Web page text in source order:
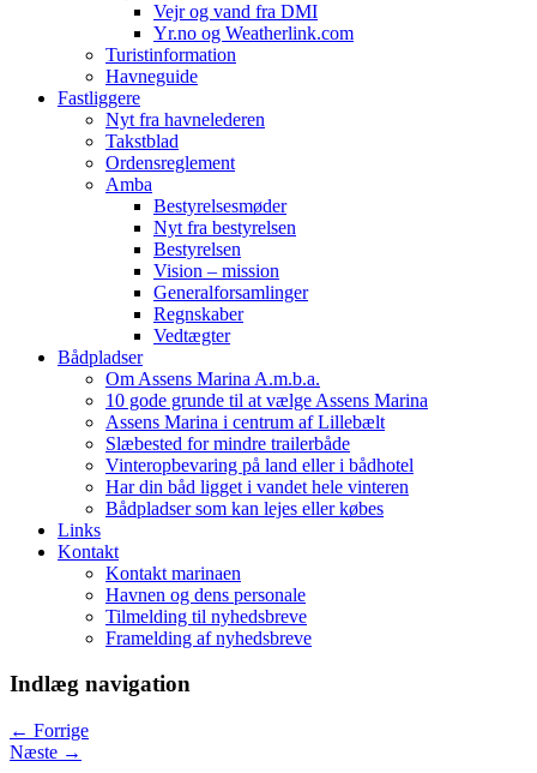
Vejr og vand fra DMI
Yr.no og Weatherlink.com
Turistinformation
Havneguide
Fastliggere
Nyt fra havnelederen
Takstblad
Ordensreglement
Amba
Bestyrelsesmøder
Nyt fra bestyrelsen
Bestyrelsen
Vision – mission
Generalforsamlinger
Regnskaber
Vedtægter
Bådpladser
Om Assens Marina A.m.b.a.
10 gode grunde til at vælge Assens Marina
Assens Marina i centrum af Lillebælt
Slæbested for mindre trailerbåde
Vinteropbevaring på land eller i bådhotel
Har din båd ligget i vandet hele vinteren
Bådpladser som kan lejes eller købes
Links
Kontakt
Kontakt marinaen
Havnen og dens personale
Tilmelding til nyhedsbreve
Framelding af nyhedsbreve
Indlæg navigation
← Forrige
Næste →